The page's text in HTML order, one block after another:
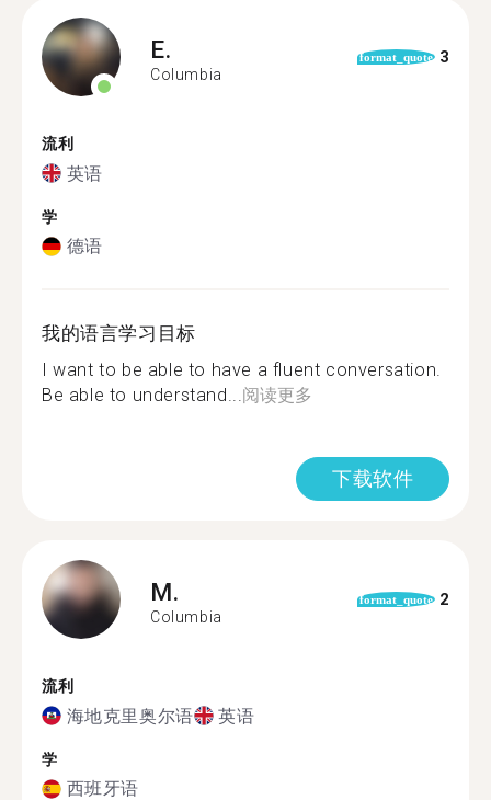
E.
Columbia
format_quote 3
流利
英语
学
德语
我的语言学习目标
I want to be able to have a fluent conversation.
Be able to understand...阅读更多
下载软件
M.
Columbia
format_quote 2
流利
海地克里奥尔语 英语
学
西班牙语